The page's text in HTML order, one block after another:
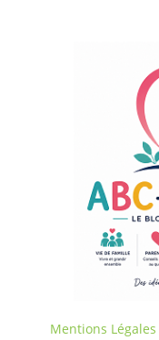
Mentions Légales